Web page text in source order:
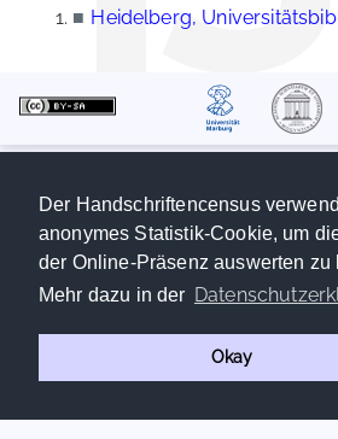
Der Handschriftencensus
anonymes Statistik-Cookie, um
der Online-Präsenz auswerten zu
Mehr dazu in der
Okay
■ Heidelberg,